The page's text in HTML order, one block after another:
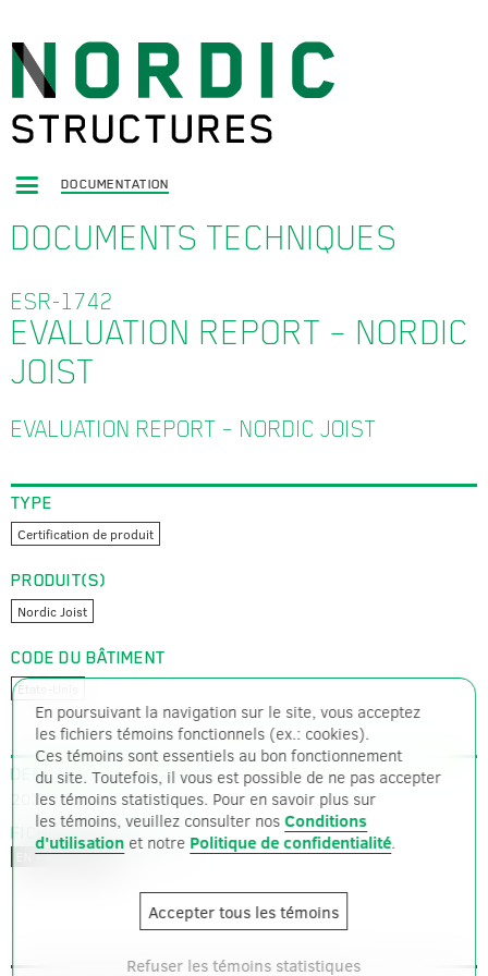
DOCUMENTATION
DOCUMENTS TECHNIQUES
ESR-1742
EVALUATION REPORT – NORDIC
JOIST
EVALUATION REPORT – NORDIC JOIST
TYPE
Certification de produit
PRODUIT(S)
Nordic Joist
CODE DU BÂTIMENT
États-Unis
DERNIÈRE MISE À JOUR
2025-05-01
FICHIERS DISPONIBLES
EN – ANGLAIS PDF – 739 ko
En poursuivant la navigation sur le site, vous acceptez
les fichiers témoins fonctionnels (ex.: cookies).
Ces témoins sont essentiels au bon fonctionnement
du site. Toutefois, il vous est possible de ne pas accepter
les témoins statistiques. Pour en savoir plus sur
les témoins, veuillez consulter nosConditions
d'utilisation et notre Politique de confidentialité.
Accepter tous les témoins
Refuser les témoins statistiques